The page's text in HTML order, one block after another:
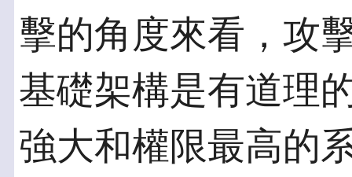
擊的角度來看，攻
基礎架構是有道理
強大和權限最高的